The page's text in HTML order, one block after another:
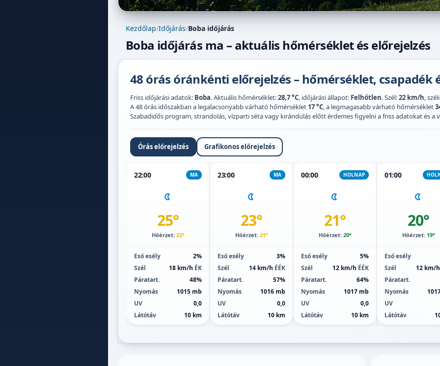
Kezdőlap/Időjárás/Boba időjárás
Boba időjárás ma – aktuális hőmérséklet és előrejelzés
48 órás óránkénti előrejelzés – hőmérséklet, csapadék
Friss időjárási adatok: Boba. Aktuális hőmérséklet:28,7 °C, időjárási állapot: Felhőtlen. Szél:22 km/h,
A 48 órás időszakban a legalacsonyabb várható hőmérséklet 17 °C, a legmagasabb várható hőmérséklet
Szabadidős program, strandolás, vízparti séta vagy kirándulás előtt érdemes figyelni a friss adatokat és a
Órás előrejelzés Grafikonos előrejelzés
22:00 MA
25°
Hőérzet: 22°
Eső esély
2%
Szél
18 km/h ÉK
Páratart.
48%
Nyomás
1015 mb
UV
0,0
Látótáv
10 km
23:00 MA
23°
Hőérzet: 21°
Eső esély
3%
Szél
14 km/h ÉÉK
Páratart.
57%
Nyomás
1016 mb
UV
0,0
Látótáv
10 km
00:00 HOLNAP
21°
Hőérzet: 20°
Eső esély
5%
Szél
12 km/h ÉÉK
Páratart.
64%
Nyomás
1017 mb
UV
0,0
Látótáv
10 km
01:00
20°
Hőérzet: 19°
Eső esély
Szél
12 km/h
Páratart.
Nyomás
UV
Látótáv